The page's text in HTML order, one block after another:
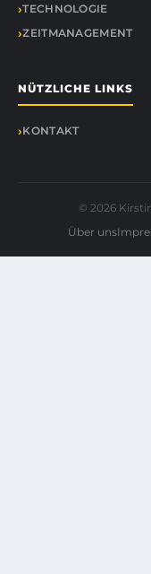
TECHNOLOGIE
ZEITMANAGEMENT
NÜTZLICHE LINKS
KONTAKT
© 2026
Über uns